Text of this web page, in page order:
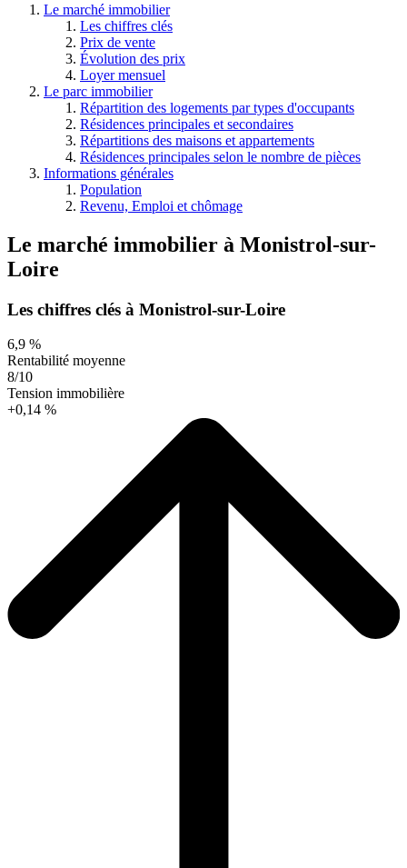
Le marché immobilier
Les chiffres clés
Prix de vente
Évolution des prix
Loyer mensuel
Le parc immobilier
Répartition des logements par types d'occupants
Résidences principales et secondaires
Répartitions des maisons et appartements
Résidences principales selon le nombre de pièces
Informations générales
Population
Revenu, Emploi et chômage
Le marché immobilier à Monistrol-sur-
Loire
Les chiffres clés à Monistrol-sur-Loire
6,9 %
Rentabilité moyenne
8/10
Tension immobilière
+0,14 %